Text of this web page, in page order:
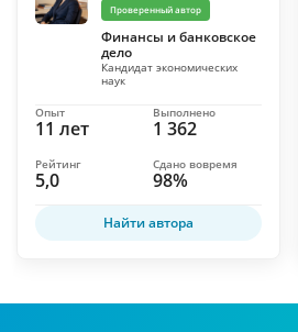
Проверенный автор
Финансы и банковское
дело
Кандидат экономических
наук
11 лет
Опыт
1 362
Выполнено
5,0
Рейтинг
98%
Сдано вовремя
Найти автора